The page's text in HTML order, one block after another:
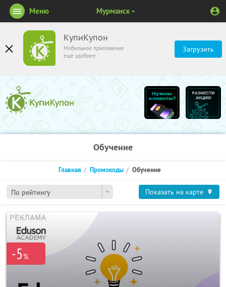
КупиКупон
Мобильное приложение
ещё удобнее
Загрузить
Меню Мурманск
Обучение
По рейтингу
Главная Промокоды Обучение
Показать на карте
-5%